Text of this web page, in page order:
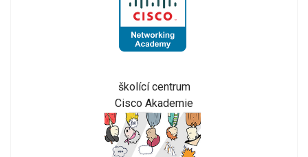
školící centrum
Cisco Akademie